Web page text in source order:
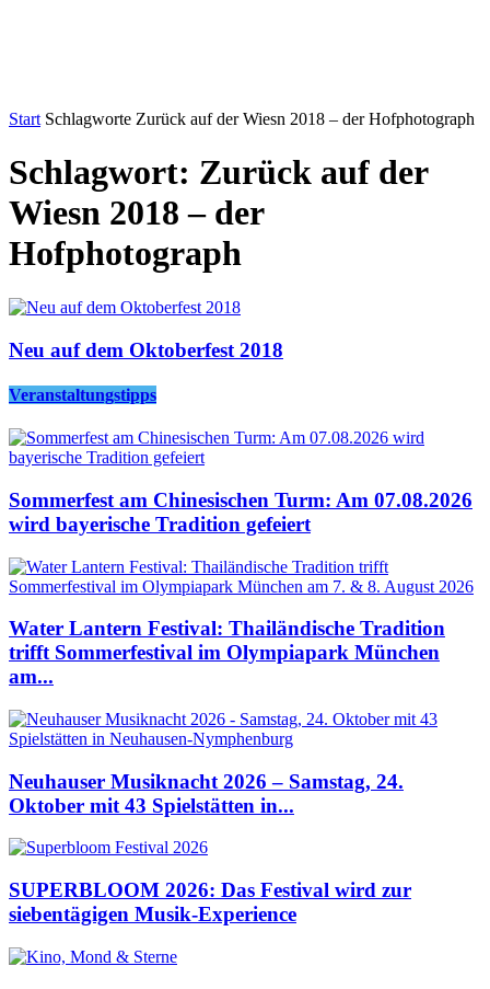
Start Schlagworte Zurück auf der Wiesn 2018 – der Hofphotograph
Schlagwort: Zurück auf der
Wiesn 2018 – der
Hofphotograph
Neu auf dem Oktoberfest 2018
Veranstaltungstipps
Sommerfest am Chinesischen Turm: Am 07.08.2026
wird bayerische Tradition gefeiert
Water Lantern Festival: Thailändische Tradition
trifft Sommerfestival im Olympiapark München
am...
Neuhauser Musiknacht 2026 – Samstag, 24.
Oktober mit 43 Spielstätten in...
SUPERBLOOM 2026: Das Festival wird zur
siebentägigen Musik-Experience